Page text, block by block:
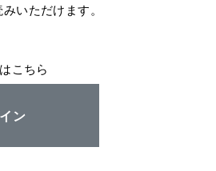
いただけます。
こちら
ン